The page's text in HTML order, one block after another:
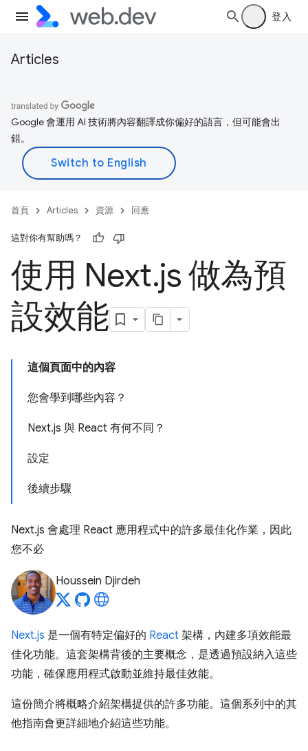
登入
Articles
Google 會運用 AI 技術將內容翻譯成你偏好的語言，但可能會出
錯。
首頁 Articles 資源 回應
這對你有幫助嗎？
使用 Next.js 做為預
設效能
這個頁面中的內容
您會學到哪些內容？
Next.js 與 React 有何不同？
設定
後續步驟
Next.js 會處理 React 應用程式中的許多最佳化作業，因此
您不必
Houssein Djirdeh
Next.js 是一個有特定偏好的 React 架構，內建多項效能最
佳化功能。這套架構背後的主要概念，是透過預設納入這些
功能，確保應用程式啟動並維持最佳效能。
這份簡介將概略介紹架構提供的許多功能。這個系列中的其
他指南會更詳細地介紹這些功能。